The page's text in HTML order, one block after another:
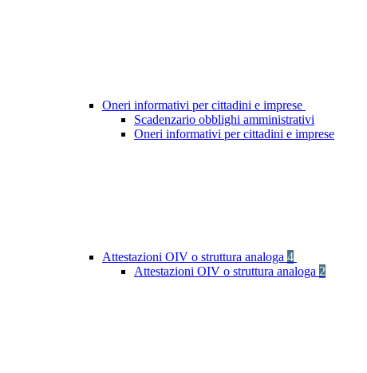
Oneri informativi per cittadini e imprese
Scadenzario obblighi amministrativi
Oneri informativi per cittadini e imprese
Attestazioni OIV o struttura analoga 4
Attestazioni OIV o struttura analoga 2